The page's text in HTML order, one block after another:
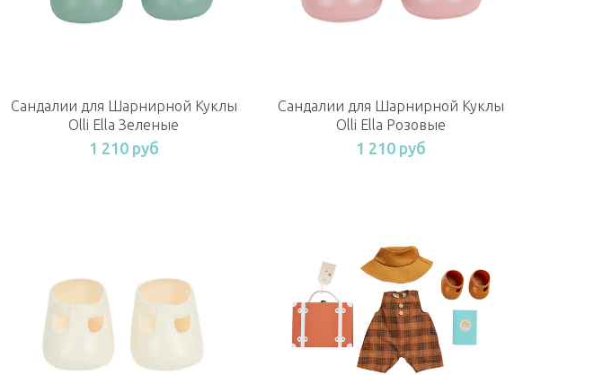
Сандалии для Шарнирной Куклы
Olli Ella Зеленые
1 210 руб
Сандалии для Шарнирной Куклы
Olli Ella Розовые
1 210 руб